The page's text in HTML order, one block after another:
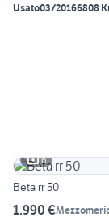
Usato03/20166808
6
Beta rr 50
1.990 €